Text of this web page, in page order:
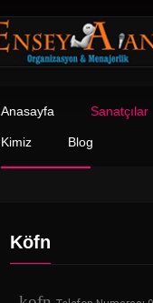
Anasayfa Sanatçılar
Kimiz Blog
Köfn